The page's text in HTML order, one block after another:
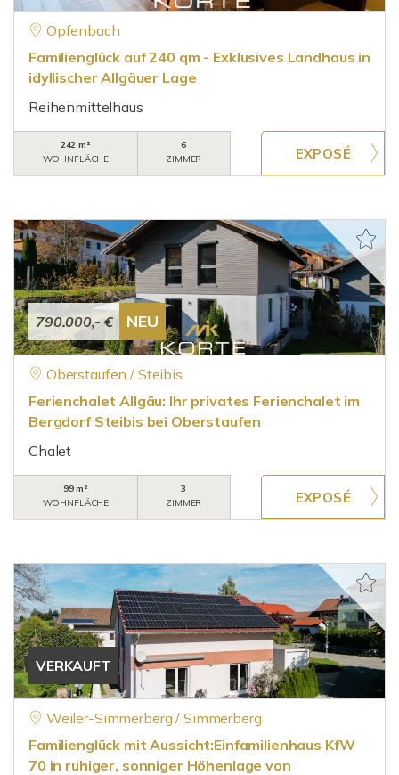
Opfenbach
Familienglück auf 240 qm - Exklusives Landhaus in
idyllischer Allgäuer Lage
Reihenmittelhaus
242 m²
WOHNFLÄCHE
6
ZIMMER
790.000,- € NEU
Oberstaufen / Steibis
Ferienchalet Allgäu: Ihr privates Ferienchalet im
Bergdorf Steibis bei Oberstaufen
Chalet
99 m²
WOHNFLÄCHE
3
ZIMMER
VERKAUFT
Weiler-Simmerberg / Simmerberg
Familienglück mit Aussicht:Einfamilienhaus KfW
70 in ruhiger, sonniger Höhenlage von